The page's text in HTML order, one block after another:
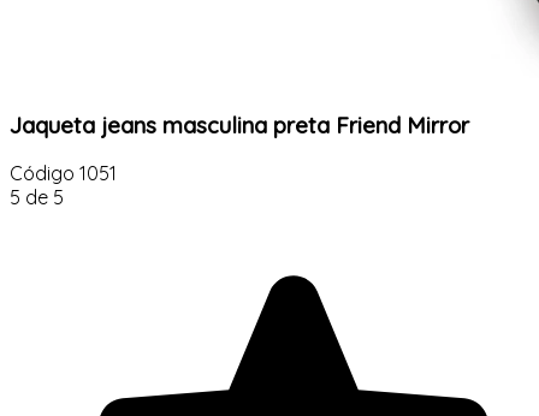
Jaqueta jeans masculina preta Friend Mirror
Código 1051
5 de 5